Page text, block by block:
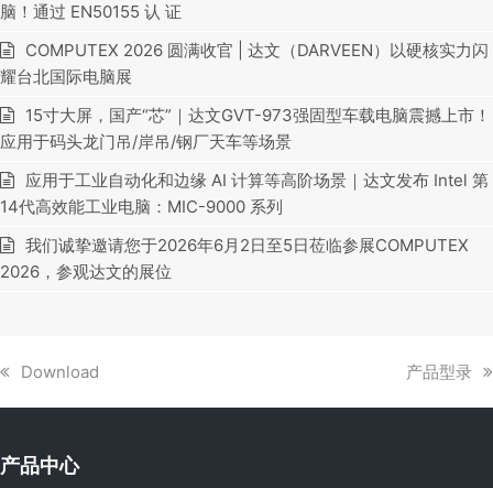
脑！通过 EN50155 认 证
COMPUTEX 2026 圆满收官 | 达文（DARVEEN）以硬核实力闪
耀台北国际电脑展
15寸大屏，国产“芯”｜达文GVT-973强固型车载电脑震撼上市！
应用于码头龙门吊/岸吊/钢厂天车等场景
应用于工业自动化和边缘 AI 计算等高阶场景｜达文发布 Intel 第
14代高效能工业电脑：MIC-9000 系列
我们诚挚邀请您于2026年6月2日至5日莅临参展COMPUTEX
2026，参观达文的展位
上
章:
Download
下
产品型录
产品中心